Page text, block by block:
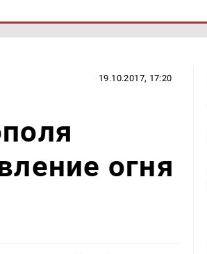
19.10.2017, 17:20
огня